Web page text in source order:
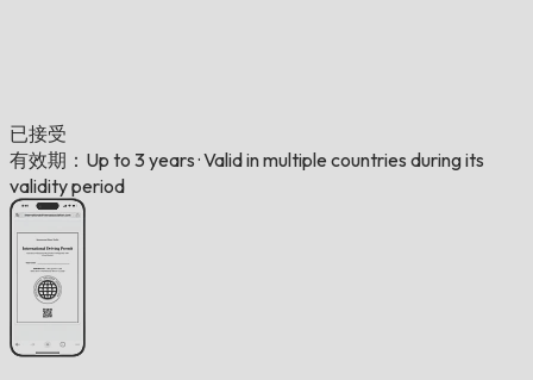
已接受
有效期：Up to 3 years ·Valid in multiple countries during its
validity period